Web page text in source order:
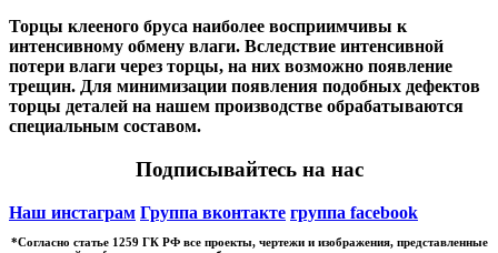
Торцы клееного бруса наиболее восприимчивы к
интенсивному обмену влаги. Вследствие интенсивной
потери влаги через торцы, на них возможно появление
трещин. Для минимизации появления подобных дефектов
торцы деталей на нашем производстве обрабатываются
специальным составом.
Подписывайтесь на нас
Наш инстаграм Группа вконтакте группа facebook
*Cогласно статье 1259 ГК РФ все проекты, чертежи и изображения, представленные